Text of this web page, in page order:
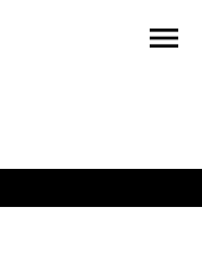
menu